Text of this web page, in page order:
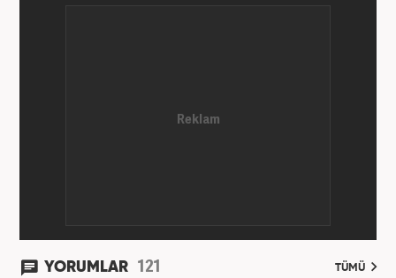
YORUMLAR 121 TÜMÜ